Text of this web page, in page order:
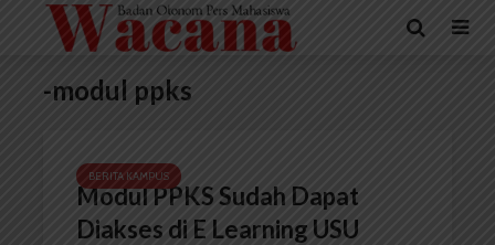
-modul ppks
BERITA KAMPUS
Modul PPKS Sudah Dapat
Diakses di E Learning USU